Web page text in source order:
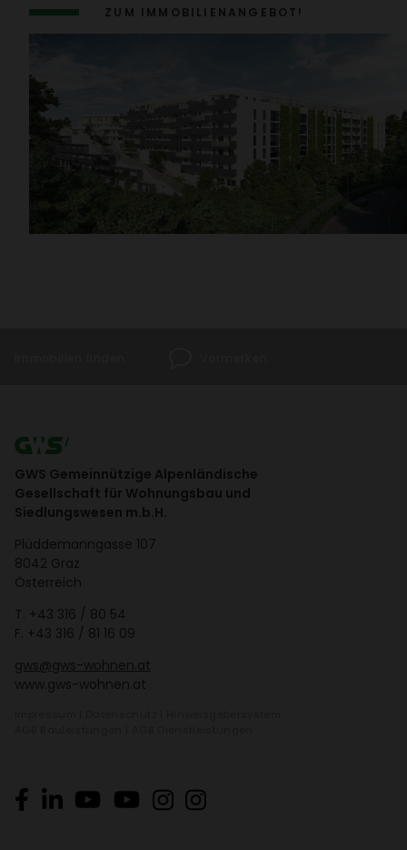
ZUM IMMO­BI­LI­EN­AN­GEBOT!
GWS Gemeinnützige Alpenländische
Gesellschaft für Wohnungsbau und
Siedlungswesen m.b.H.
Plüd­de­mann­gasse 107
8042 Graz
Öster­reich
T. +43 316 / 80 54
F. +43 316 / 81 16 09
gws@gws-wohnen.at
www.gws-wohnen.at